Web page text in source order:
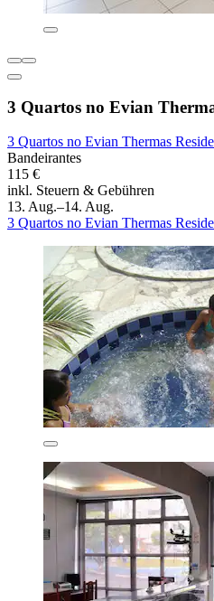
3 Quartos no Evian
3 Quartos no Evian Thermas
Bandeirantes
115 €
inkl. Steuern & Gebühren
13. Aug.–14. Aug.
3 Quartos no Evian Thermas